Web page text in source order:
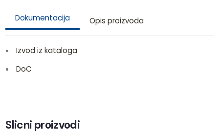
Dokumentacija Opis proizvoda
Izvod iz kataloga
DoC
Slicni proizvodi